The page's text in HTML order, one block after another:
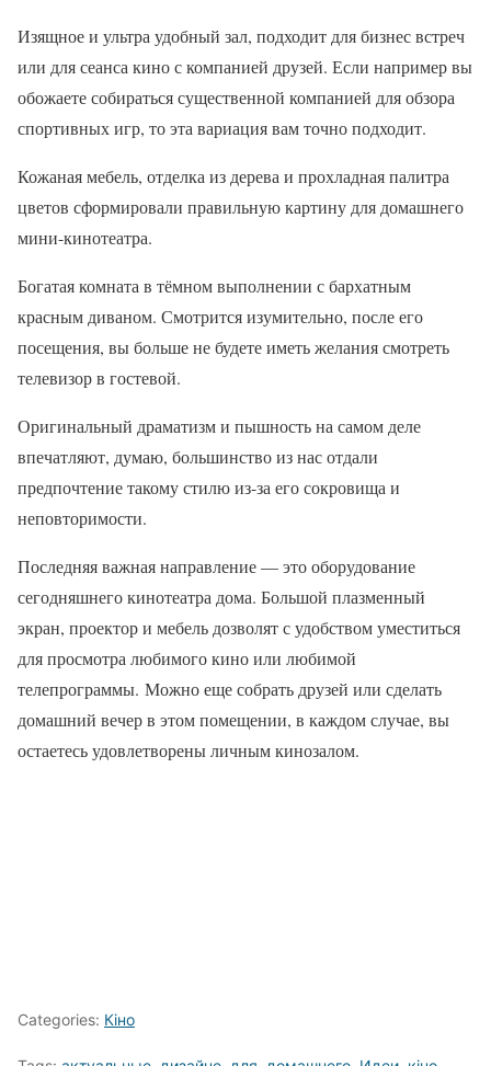
Изящное и ультра удобный зал, подходит для бизнес встреч
или для сеанса кино с компанией друзей. Если например вы
обожаете собираться существенной компанией для обзора
спортивных игр, то эта вариация вам точно подходит.
Кожаная мебель, отделка из дерева и прохладная палитра
цветов сформировали правильную картину для домашнего
мини-кинотеатра.
Богатая комната в тёмном выполнении с бархатным
красным диваном. Смотрится изумительно, после его
посещения, вы больше не будете иметь желания смотреть
телевизор в гостевой.
Оригинальный драматизм и пышность на самом деле
впечатляют, думаю, большинство из нас отдали
предпочтение такому стилю из-за его сокровища и
неповторимости.
Последняя важная направление — это оборудование
сегодняшнего кинотеатра дома. Большой плазменный
экран, проектор и мебель дозволят с удобством уместиться
для просмотра любимого кино или любимой
телепрограммы. Можно еще собрать друзей или сделать
домашний вечер в этом помещении, в каждом случае, вы
остаетесь удовлетворены личным кинозалом.
Categories: Кіно